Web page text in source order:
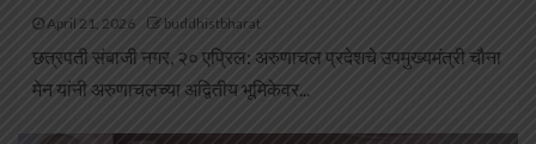
April 21, 2026 buddhistbharat
छत्रपती संबाजी नगर, २० एप्रिल: अरुणाचल प्रदेशचे उपमुख्यमंत्री चौना
मेन यांनी अरुणाचलच्या अद्वितीय भूमिकेवर...